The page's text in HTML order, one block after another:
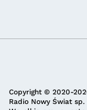
Copyright © 2020-
Radio Nowy Świat sp.